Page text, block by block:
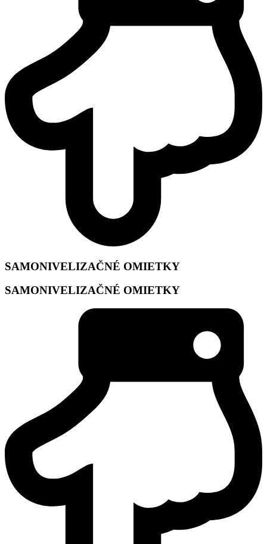
SAMONIVELIZAČNÉ OMIETKY
SAMONIVELIZAČNÉ OMIETKY